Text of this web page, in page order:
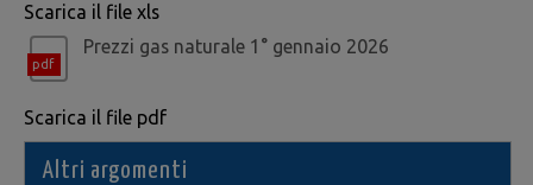
Scarica il file xls
Prezzi gas naturale 1° gennaio 2026
Scarica il file pdf
Altri argomenti